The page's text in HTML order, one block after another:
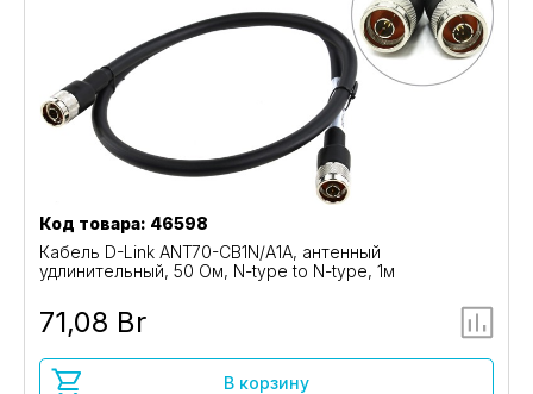
Код товара: 46598
Кабель D-Link ANT70-CB1N/A1A, антенный
удлинительный, 50 Ом, N-type to N-type, 1м
71,08 Br
В корзину